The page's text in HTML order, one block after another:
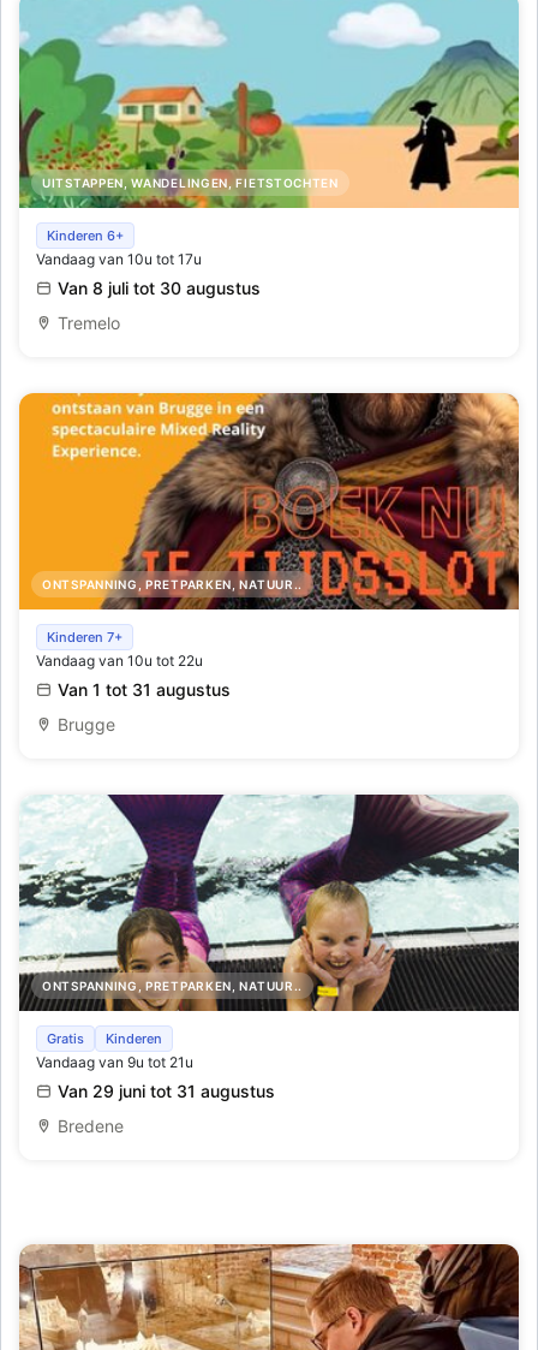
UITSTAPPEN, WANDELINGEN, FIETSTOCHTEN
Schatten van Vlieg - Damiaan met groene vingers
Kinderen 6+
Vandaag van 10u tot 17u
Van 8 juli tot 30 augustus
Tremelo
ONTSPANNING, PRETPARKEN, NATUUR..
Rise of Bruges - speel en beleef het ontstaan van
Brugge met familie en vrienden
Kinderen 7+
Vandaag van 10u tot 22u
Van 1 tot 31 augustus
Brugge
ONTSPANNING, PRETPARKEN, NATUUR..
Lago Large tijdens de zomervakantie
Gratis Kinderen
Vandaag van 9u tot 21u
Van 29 juni tot 31 augustus
Bredene